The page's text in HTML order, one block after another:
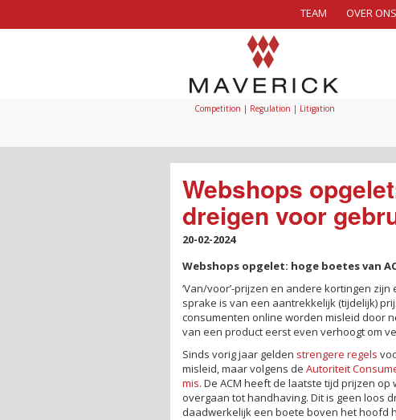
TEAM OVER ONS
Competition | Regulation | Litigation
Webshops
dreigen voor
20-02-2024
Webshops opgelet: hoge boetes van
‘Van/voor’-prijzen en andere kortingen
sprake is van een aantrekkelijk (tijdelijk)
consumenten online worden misleid door
van een product eerst even verhoogt om
Sinds vorig jaar gelden strengere regels
misleid, maar volgens de Autoriteit
mis. De ACM heeft de laatste tijd prijzen
overgaan tot handhaving. Dit is geen loos
daadwerkelijk een boete boven het hoofd